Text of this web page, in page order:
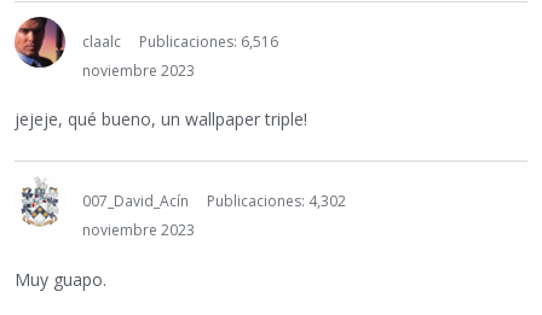
claalc
Publicaciones: 6,516
noviembre 2023
jejeje, qué bueno, un wallpaper triple!
007_David_Acín
Publicaciones: 4,302
noviembre 2023
Muy guapo.